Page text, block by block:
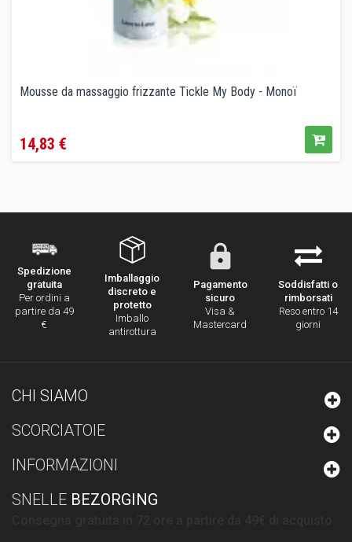
Mousse da massaggio frizzante Tickle My Body - Monoï
14,83 €
Spedizione
gratuita
Per ordini a
partire da 49
€
Imballaggio
discreto e
protetto
Imballo
antirottura
Pagamento
sicuro
Visa &
Mastercard
Soddisfatti o
rimborsati
Reso entro 14
giorni
CHI SIAMO
SCORCIATOIE
INFORMAZIONI
SNELLE BEZORGING